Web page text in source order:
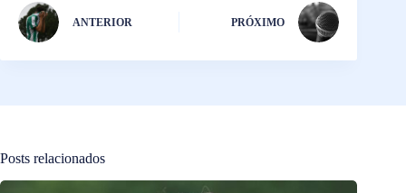
ANTERIOR PRÓXIMO
Posts relacionados